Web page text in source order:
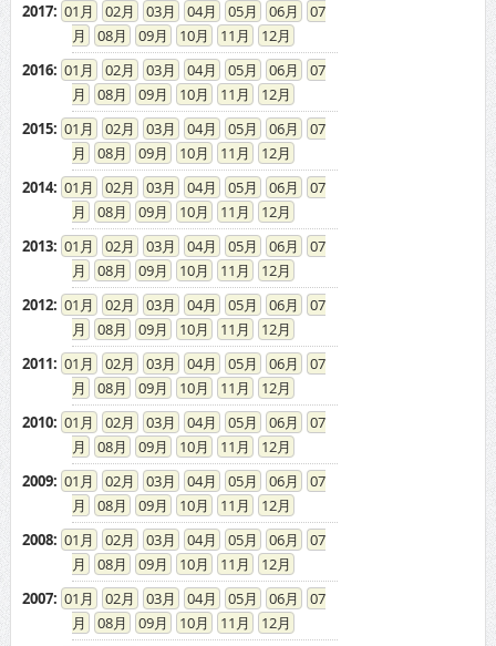
2017: 01 02 03 04 05 06
07
08
09 10 11
12
2016: 01 02 03 04 05 06
07
08
09 10 11
12
2015: 01 02 03 04 05 06
07
08
09 10 11
12
2014: 01 02 03 04 05 06
07
08
09 10 11
12
2013: 01 02 03 04 05 06
07
08
09 10 11
12
2012: 01 02 03 04 05 06
07
08
09 10 11
12
2011: 01 02 03 04 05 06
07
08
09 10 11
12
2010: 01 02 03 04 05 06
07
08
09 10 11
12
2009: 01 02 03 04 05 06
07
08
09 10 11
12
2008: 01 02 03 04 05 06
07
08
09 10 11
12
2007: 01 02 03 04 05 06
07
08
09 10 11
12